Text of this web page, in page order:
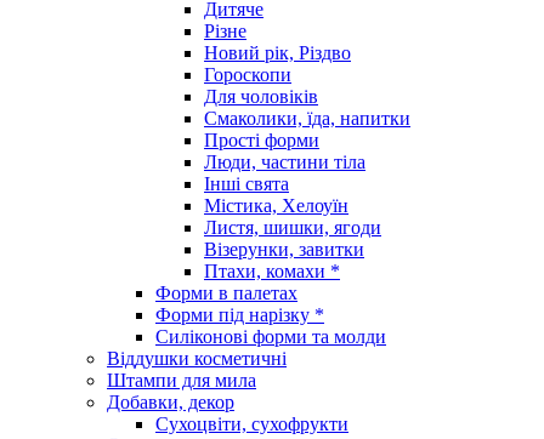
Дитяче
Різне
Новий рік, Різдво
Гороскопи
Для чоловіків
Смаколики, їда, напитки
Прості форми
Люди, частини тіла
Інші свята
Містика, Хелоуїн
Листя, шишки, ягоди
Візерунки, завитки
Птахи, комахи *
Форми в палетах
Форми під нарізку *
Силіконові форми та молди
Віддушки косметичні
Штампи для мила
Добавки, декор
Сухоцвіти, сухофрукти